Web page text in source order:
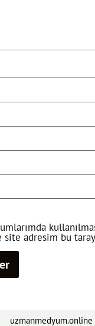
adresim bu
uzmanmedyum.online